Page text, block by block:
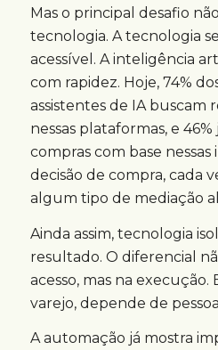
Mas o principal desafio
tecnologia. A tecnologia
acessível. A inteligência
com rapidez. Hoje, 74%
assistentes de IA buscam
nessas plataformas, e
compras com base nessas
decisão de compra, cada
algum tipo de mediação
Ainda assim, tecnologia
resultado. O diferencial
acesso, mas na execução.
varejo, depende de
A automação já mostra